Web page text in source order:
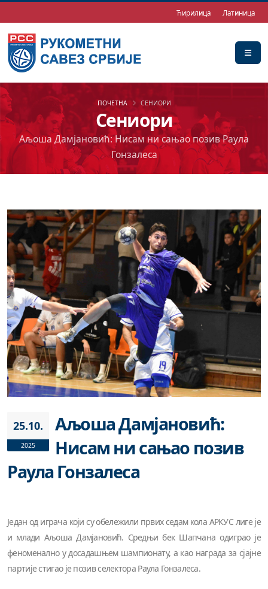
Ћирилица Латиница
Сениори
Аљоша Дамјановић: Нисам ни сањао позив Раула
Гонзалеса
ПОЧЕТНА СЕНИОРИ
25.10.
2025
Аљоша Дамјановић:
Нисам ни сањао позив
Раула Гонзалеса
Један од играча који су обележили првих седам кола АРКУС лиге је
и млади Аљоша Дамјановић. Средњи бек Шапчана одиграо је
феноменално у досадашњем шампионату, а као награда за сјајне
партије стигао је позив селектора Раула Гонзалеса.